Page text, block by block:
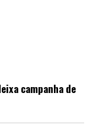
campanha de